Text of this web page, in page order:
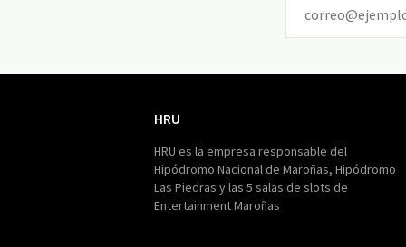
HRU
HRU es la empresa responsable del
Hipódromo Nacional de Maroñas, Hipódromo
Las Piedras y las 5 salas de slots de
Entertainment Maroñas